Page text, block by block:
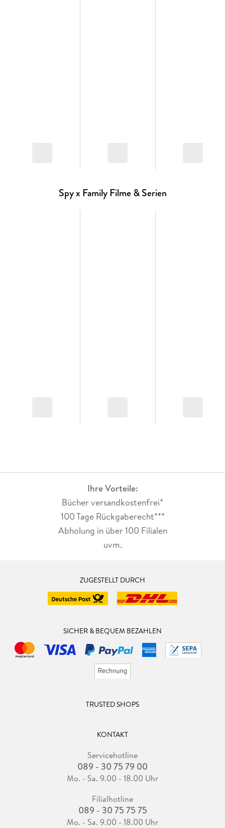
Spy x Family Filme & Serien
Ihre Vorteile:
Bücher versandkostenfrei*
100 Tage Rückgaberecht***
Abholung in über 100 Filialen
uvm.
ZUGESTELLT DURCH
SICHER & BEQUEM BEZAHLEN
TRUSTED SHOPS
KONTAKT
Servicehotline
089 - 30 75 79 00
Mo. - Sa. 9.00 - 18.00 Uhr
Filialhotline
089 - 30 75 75 75
Mo. - Sa. 9.00 - 18.00 Uhr